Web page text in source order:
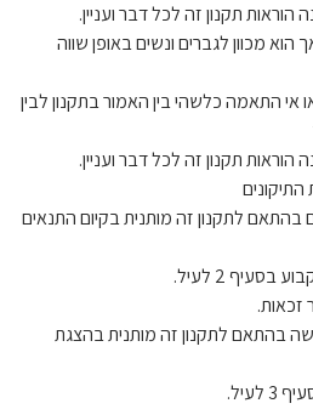
תקנון זה לכל דבר ועניין.
הוא מכוון לגברים ונשים באופן שווה
אי התאמה כלשהי בין האמור בתקנון לבין
תקנון זה לכל דבר ועניין.
בהתאם לתקנון זה מותנית בקיום התנאים
2 לעיל.
בהתאם לתקנון זה מותנית בהצגת